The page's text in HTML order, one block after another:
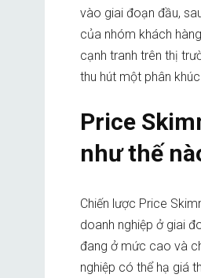
vào giai đoạn đầu,
của nhóm khách
cạnh tranh trên thị
thu hút một phân
Price
như thế
Chiến lược Price
doanh nghiệp ở giai
đang ở mức cao và
nghiệp có thể hạ giá